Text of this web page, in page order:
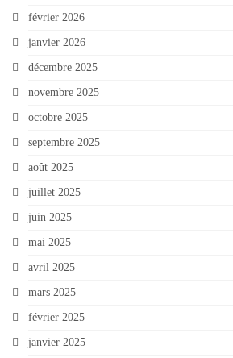
février 2026
janvier 2026
décembre 2025
novembre 2025
octobre 2025
septembre 2025
août 2025
juillet 2025
juin 2025
mai 2025
avril 2025
mars 2025
février 2025
janvier 2025